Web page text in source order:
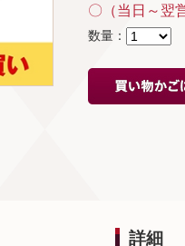
〇（当日～翌
数量：
詳細